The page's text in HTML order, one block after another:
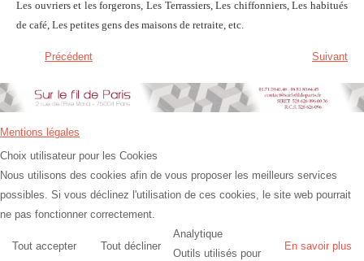
Les ouvriers et les forgerons, Les Terrassiers, Les chiffonniers, Les habitués
de café, Les petites gens des maisons de retraite, etc.
Précédent Suivant
Mentions légales
Choix utilisateur pour les Cookies
Nous utilisons des cookies afin de vous proposer les meilleurs services
possibles. Si vous déclinez l'utilisation de ces cookies, le site web pourrait
ne pas fonctionner correctement.
Tout accepter Tout décliner En savoir plus
Analytique
Outils utilisés pour